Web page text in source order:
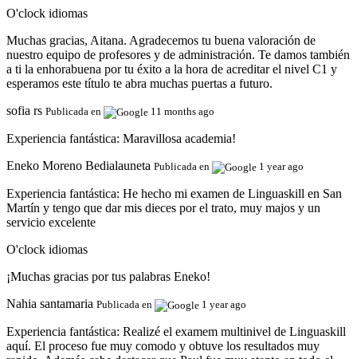
O'clock idiomas
Muchas gracias, Aitana. Agradecemos tu buena valoración de
nuestro equipo de profesores y de administración. Te damos también
a ti la enhorabuena por tu éxito a la hora de acreditar el nivel C1 y
esperamos este título te abra muchas puertas a futuro.
sofia rs Publicada en 11 months ago
Experiencia fantástica: Maravillosa academia!
Eneko Moreno Bedialauneta Publicada en 1 year ago
Experiencia fantástica: He hecho mi examen de Linguaskill en San
Martín y tengo que dar mis dieces por el trato, muy majos y un
servicio excelente
O'clock idiomas
¡Muchas gracias por tus palabras Eneko!
Nahia santamaria Publicada en 1 year ago
Experiencia fantástica: Realizé el examem multinivel de Linguaskill
aquí. El proceso fue muy comodo y obtuve los resultados muy